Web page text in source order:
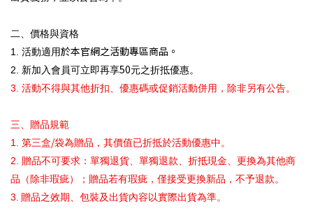
二、價格與資格
1. 活動適用於本官網之活動專區商品。
2. 新加入會員可立即再享50元之折抵優惠。
3. 活動不得與其他折扣、優惠碼或促銷活動併用，除非另有公告。
三、贈品規範
1. 第三盒/袋為贈品，其價值已折抵於活動優惠中。
2. 贈品不可要求：單獨退貨、單獨退款、折抵現金、更換為其他商
品（除非瑕疵）；贈品若有瑕疵，僅接受更換新品，不予退款。
3. 贈品之效期、包裝及出貨內容以實際出貨為準。